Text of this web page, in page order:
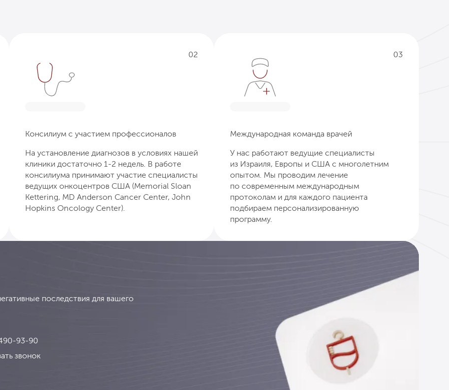
02
Консилиум с участием профессионалов
На установление диагнозов в условиях нашей
клиники достаточно 1-2 недель. В работе
консилиума принимают участие специалисты
ведущих онкоцентров США (Memorial Sloan
Kettering, MD Anderson Cancer Center, John
Hopkins Oncology Center).
03
Международная команда врачей
У нас работают ведущие специалисты
из Израиля, Европы и США с многолетним
опытом. Мы проводим лечение
по современным международным
протоколам и для каждого пациента
подбираем персонализированную
программу.
последствия для вашего
93-90
звонок